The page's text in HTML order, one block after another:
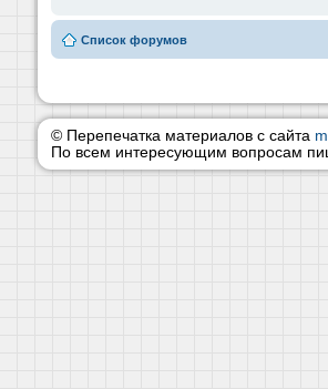
Список форумов
© Перепечатка материалов с сайта
По всем интересующим вопросам